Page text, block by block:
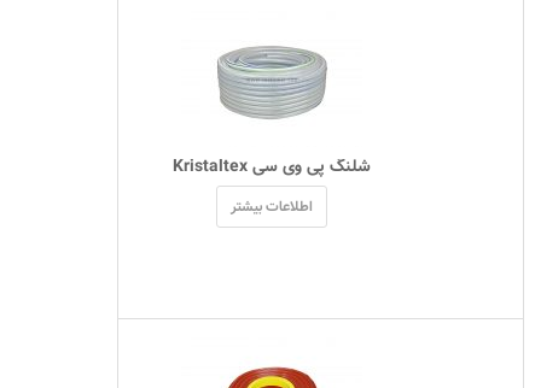
شلنگ پی وی سی Kristaltex
اطلاعات بیشتر